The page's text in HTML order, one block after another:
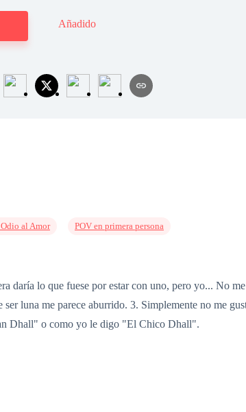
Añadido
al Amor POV en primera persona
daría lo que fuese por estar con uno, pero yo... No
luna me parece aburrido. 3. Simplemente no me
Dhall" o como yo le digo "El Chico Dhall".